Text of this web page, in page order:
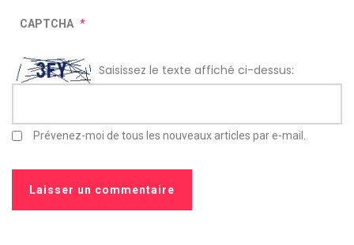
CAPTCHA *
Saisissez le texte affiché ci-dessus:
Prévenez-moi de tous les nouveaux articles par e-mail.